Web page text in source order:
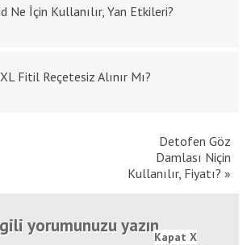
Ne İçin Kullanılır, Yan Etkileri?
Fitil Reçetesiz Alınır Mı?
Detofen Göz
Damlası Niçin
Kullanılır, Fiyatı? »
yorumunuzu yazın
Kapat X